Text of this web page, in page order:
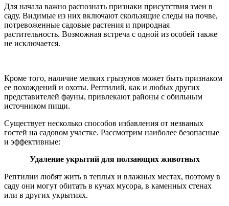
Для начала важно распознать признаки присутствия змеи в
саду. Видимые из них включают скользящие следы на почве,
потревоженные садовые растения и природная
растительность. Возможная встреча с одной из особей также
не исключается.
Кроме того, наличие мелких грызунов может быть признаком
ее похождений и охоты. Рептилий, как и любых других
представителей фауны, привлекают районы с обильным
источником пищи.
Существует несколько способов избавления от незваных
гостей на садовом участке. Рассмотрим наиболее безопасные
и эффективные:
Удаление укрытий для ползающих животных
Рептилии любят жить в теплых и влажных местах, поэтому в
саду они могут обитать в кучах мусора, в каменных стенах
или в других укрытиях.